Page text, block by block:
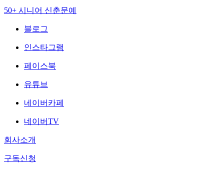
50+ 시니어 신춘문예
블로그
인스타그램
페이스북
유튜브
네이버카페
네이버TV
회사소개
구독신청